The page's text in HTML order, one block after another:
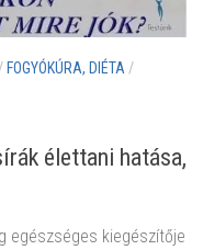
FOGYÓKÚRA, DIÉTA/
élettani hatása,
egészséges kiegészítője